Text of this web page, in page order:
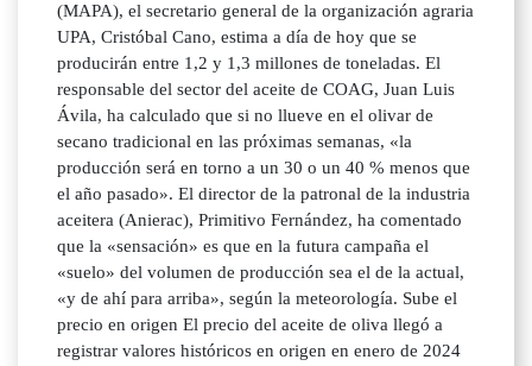
(MAPA), el secretario general de la organización agraria
UPA, Cristóbal Cano, estima a día de hoy que se
producirán entre 1,2 y 1,3 millones de toneladas. El
responsable del sector del aceite de COAG, Juan Luis
Ávila, ha calculado que si no llueve en el olivar de
secano tradicional en las próximas semanas, «la
producción será en torno a un 30 o un 40 % menos que
el año pasado». El director de la patronal de la industria
aceitera (Anierac), Primitivo Fernández, ha comentado
que la «sensación» es que en la futura campaña el
«suelo» del volumen de producción sea el de la actual,
«y de ahí para arriba», según la meteorología. Sube el
precio en origen El precio del aceite de oliva llegó a
registrar valores históricos en origen en enero de 2024